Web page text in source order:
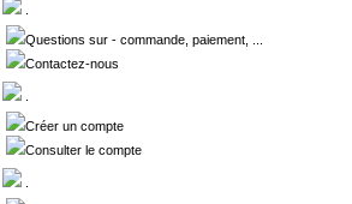
Questions sur - commande, paiement, ...
Contactez-nous
Créer un compte
Consulter le compte